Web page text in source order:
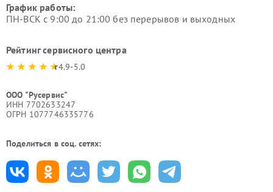
График работы:
ПН-ВСК с 9:00 до 21:00 без перерывов и выходных
Рейтинг сервисного центра
4.9-5.0
ООО "Русервис"
ИНН 7702633247
ОГРН 1077746335776
Поделиться в соц. сетях: